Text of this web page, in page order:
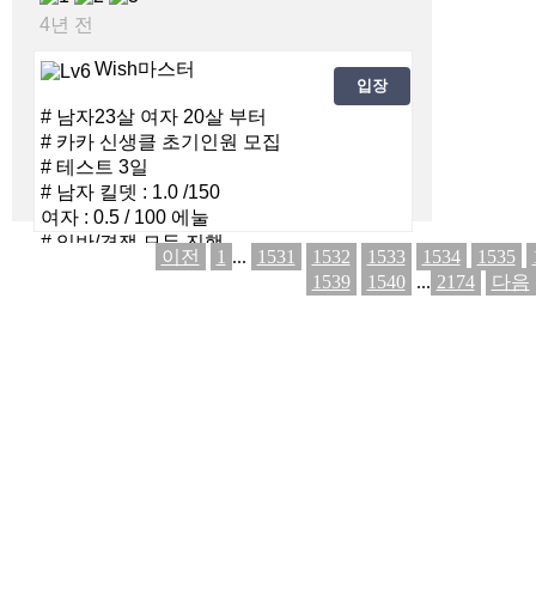
4년 전
입장
Wish마스터
# 남자23살 여자 20살 부터
# 카카 신생클 초기인원 모집
# 테스트 3일
# 남자 킬뎃 : 1.0 /150
여자 : 0.5 / 100 에눌
# 일반/경쟁 모두 진행
이전 1 ... 1531 1532 1533 1534 1535
1539
1540 ... 2174 다음